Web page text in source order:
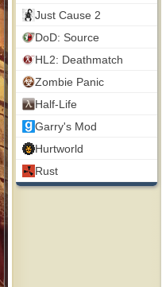
Just Cause 2
DoD: Source
HL2: Deathmatch
Zombie Panic
Half-Life
Garry's Mod
Hurtworld
Rust